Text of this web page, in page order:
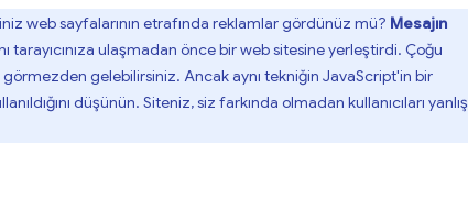
web sayfalarının etrafında reklamlar gördünüz mü? Mesajın
tarayıcınıza ulaşmadan önce bir web sitesine yerleştirdi. Çoğu
gelebilirsiniz. Ancak aynı tekniğin JavaScript'in bir
düşünün. Siteniz, siz farkında olmadan kullanıcıları yanlış